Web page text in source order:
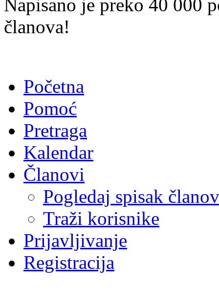
Napisano je preko 40 000
članova!
Početna
Pomoć
Pretraga
Kalendar
Članovi
Pogledaj spisak
Traži korisnike
Prijavljivanje
Registracija